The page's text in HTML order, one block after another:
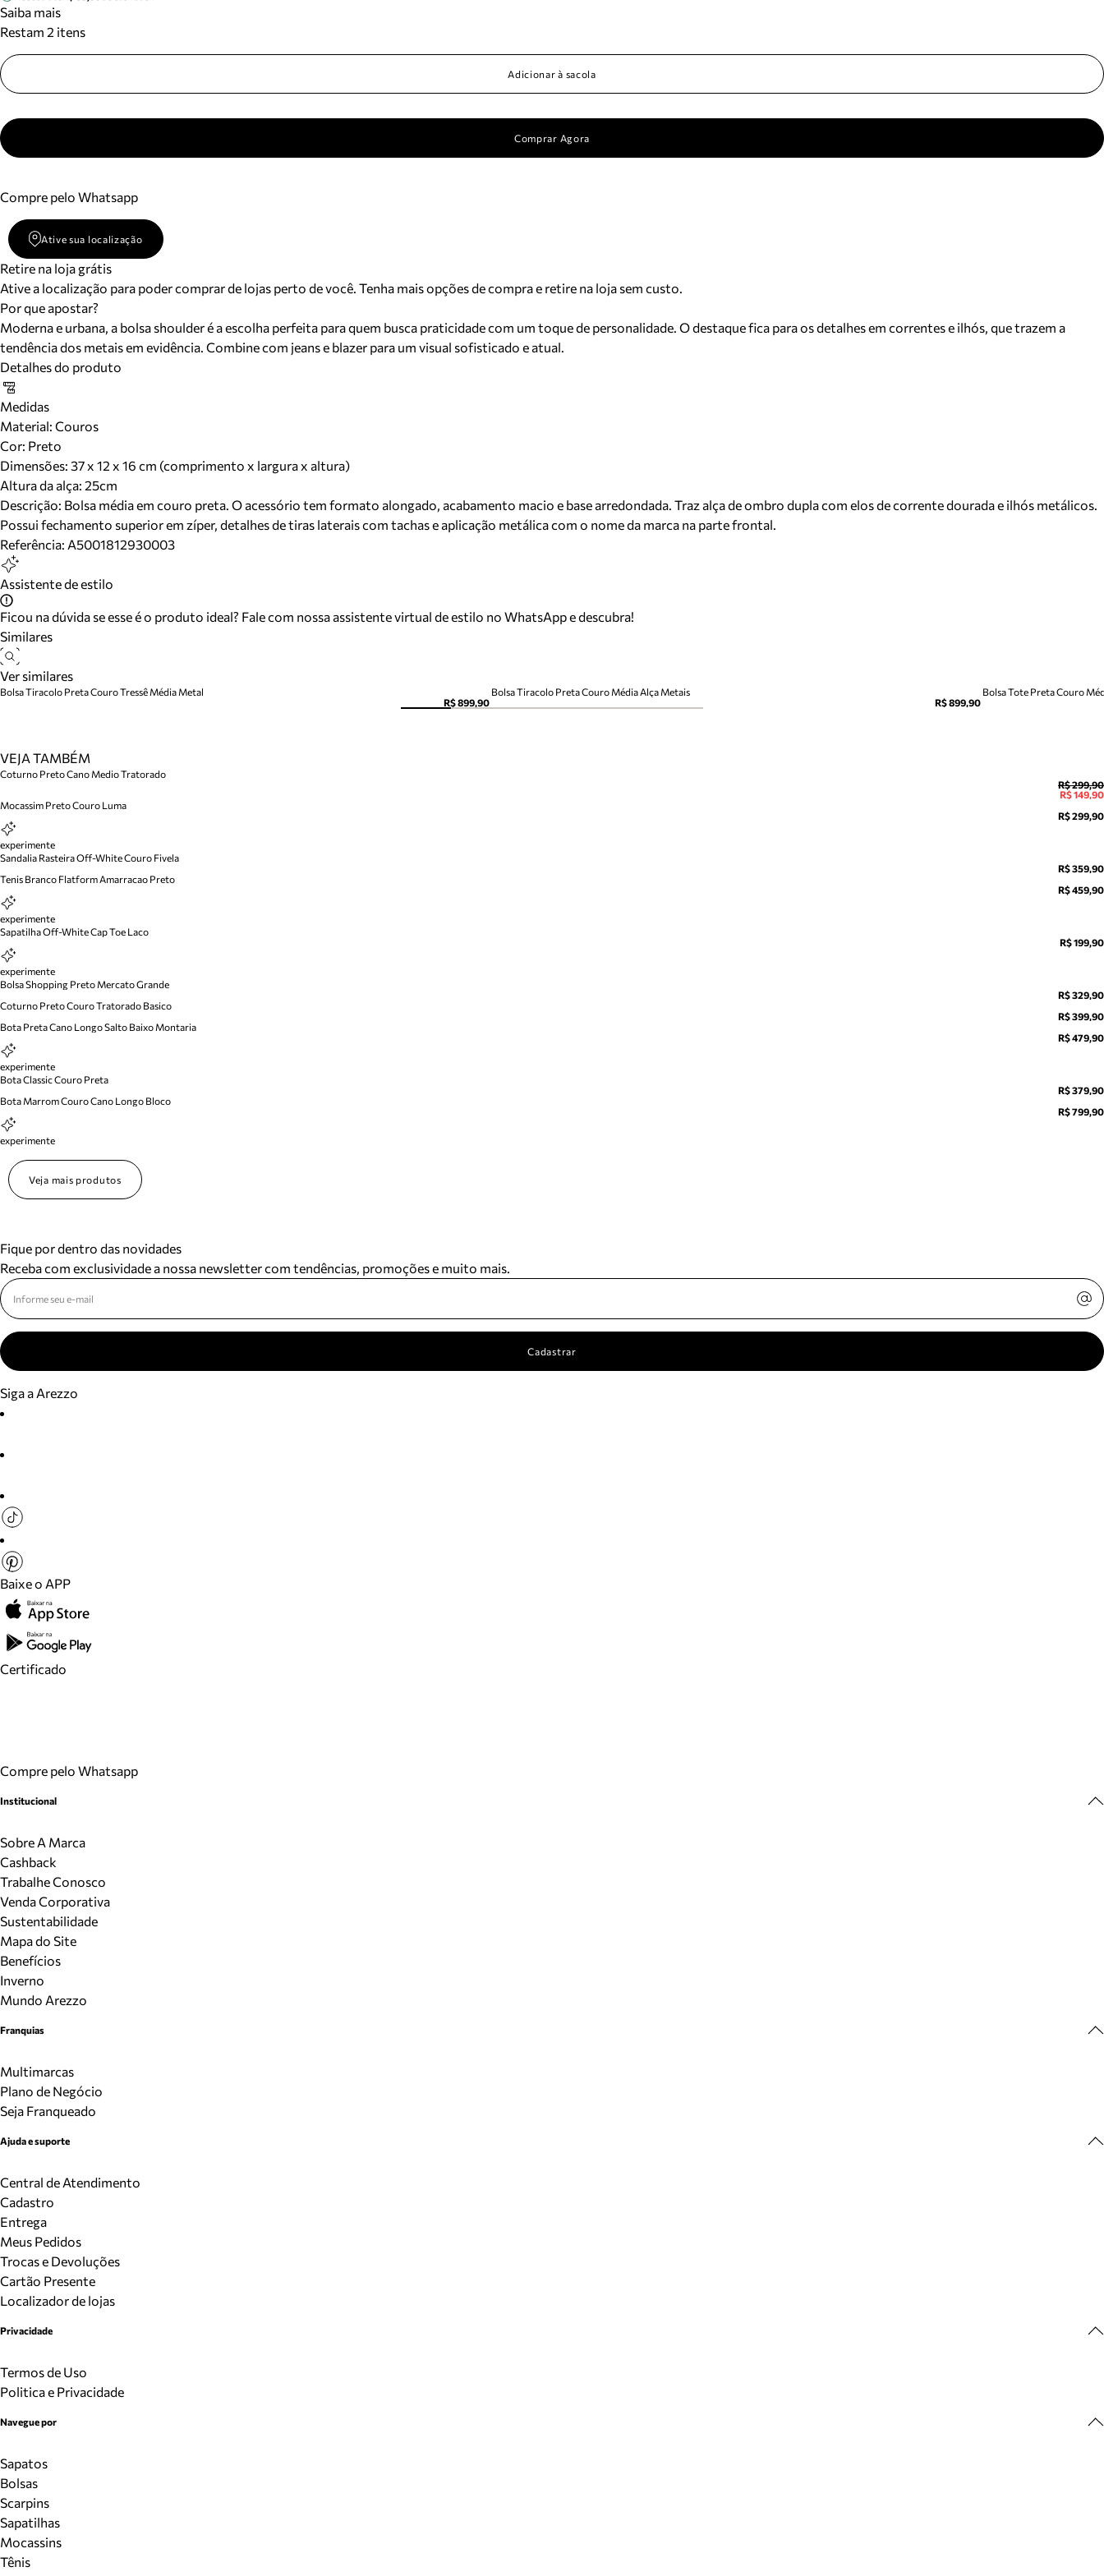
pedidos,
solicite
Saiba mais
Restam 2 itens
Adicionar à sacola
Comprar Agora
Compre pelo Whatsapp
Ative sua localização
Retire na loja grátis
Ative a localização para poder comprar de lojas perto de você. Tenha mais opções de compra e retire na loja sem custo.
Por que apostar?
Moderna e urbana, a bolsa shoulder é a escolha perfeita para quem busca praticidade com um toque de personalidade. O destaque fica para os detalhes em correntes e ilhós, que trazem a
tendência dos metais em evidência. Combine com jeans e blazer para um visual sofisticado e atual.
Detalhes do produto
Medidas
Material: Couros
Cor: Preto
Dimensões: 37 x 12 x 16 cm (comprimento x largura x altura)
Altura da alça: 25cm
Descrição: Bolsa média em couro preta. O acessório tem formato alongado, acabamento macio e base arredondada. Traz alça de ombro dupla com elos de corrente dourada e ilhós metálicos.
Possui fechamento superior em zíper, detalhes de tiras laterais com tachas e aplicação metálica com o nome da marca na parte frontal.
Referência: A5001812930003
Assistente de estilo
Ficou na dúvida se esse é o produto ideal? Fale com nossa assistente virtual de estilo no WhatsApp e descubra!
Similares
Ver similares
Bolsa Tiracolo Preta Couro Tressê Média Metal
R$ 899,90
Bolsa Tiracolo Preta Couro Média Alça Metais
R$ 899,90
Bolsa Tote Preta Couro
VEJA TAMBÉM
Coturno Preto Cano Medio Tratorado
R$ 299,90
R$ 149,90
Mocassim Preto Couro Luma
R$ 299,90
experimente
Sandalia Rasteira Off-White Couro Fivela
R$ 359,90
Tenis Branco Flatform Amarracao Preto
R$ 459,90
experimente
Sapatilha Off-White Cap Toe Laco
R$ 199,90
experimente
Bolsa Shopping Preto Mercato Grande
R$ 329,90
Coturno Preto Couro Tratorado Basico
R$ 399,90
Bota Preta Cano Longo Salto Baixo Montaria
R$ 479,90
experimente
Bota Classic Couro Preta
R$ 379,90
Bota Marrom Couro Cano Longo Bloco
R$ 799,90
experimente
Veja mais produtos
Fique por dentro das novidades
Receba com exclusividade a nossa newsletter com tendências, promoções e muito mais.
Cadastrar
Siga a Arezzo
Baixe o APP
Certificado
Compre pelo Whatsapp
Institucional
Sobre A Marca
Cashback
Trabalhe Conosco
Venda Corporativa
Sustentabilidade
Mapa do Site
Benefícios
Inverno
Mundo Arezzo
Franquias
Multimarcas
Plano de Negócio
Seja Franqueado
Ajuda e suporte
Central de Atendimento
Cadastro
Entrega
Meus Pedidos
Trocas e Devoluções
Cartão Presente
Localizador de lojas
Privacidade
Termos de Uso
Politica e Privacidade
Navegue por
Sapatos
Bolsas
Scarpins
Sapatilhas
Mocassins
Tênis